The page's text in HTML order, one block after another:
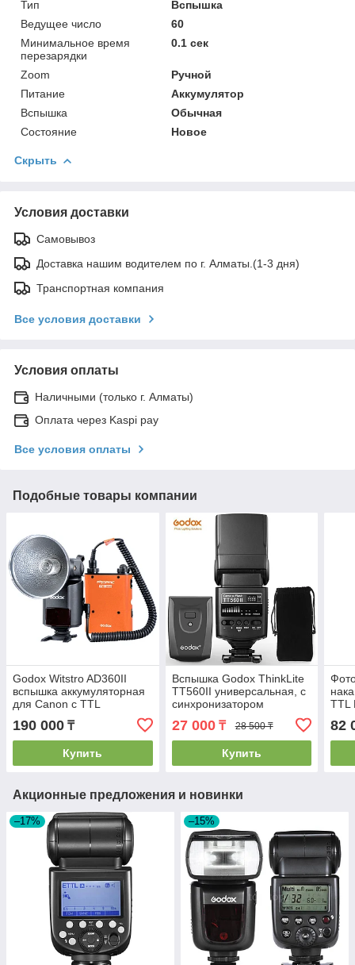
Тип
Вспышка
Ведущее число
60
Минимальное время
перезарядки
0.1 сек
Zoom
Ручной
Питание
Аккумулятор
Вспышка
Обычная
Состояние
Новое
Скрыть
Условия доставки
Самовывоз
Доставка нашим водителем по г. Алматы.(1-3 дня)
Транспортная компания
Все условия доставки
Условия оплаты
Наличными (только г. Алматы)
Оплата через Kaspi pay
Все условия оплаты
Подобные товары компании
Godox Witstro AD360II
вспышка аккумуляторная
для Canon с TTL
(комплект)
190 000 ₸
Купить
Вспышка Godox ThinkLite
TT560II универсальная, с
синхронизатором
27 000₸ 28 500 ₸
Купить
TTL
82
Акционные предложения и новинки
–17% –15%